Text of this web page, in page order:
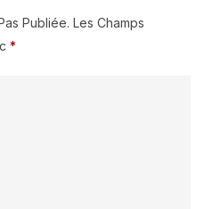
Publiée. Les Champs
*